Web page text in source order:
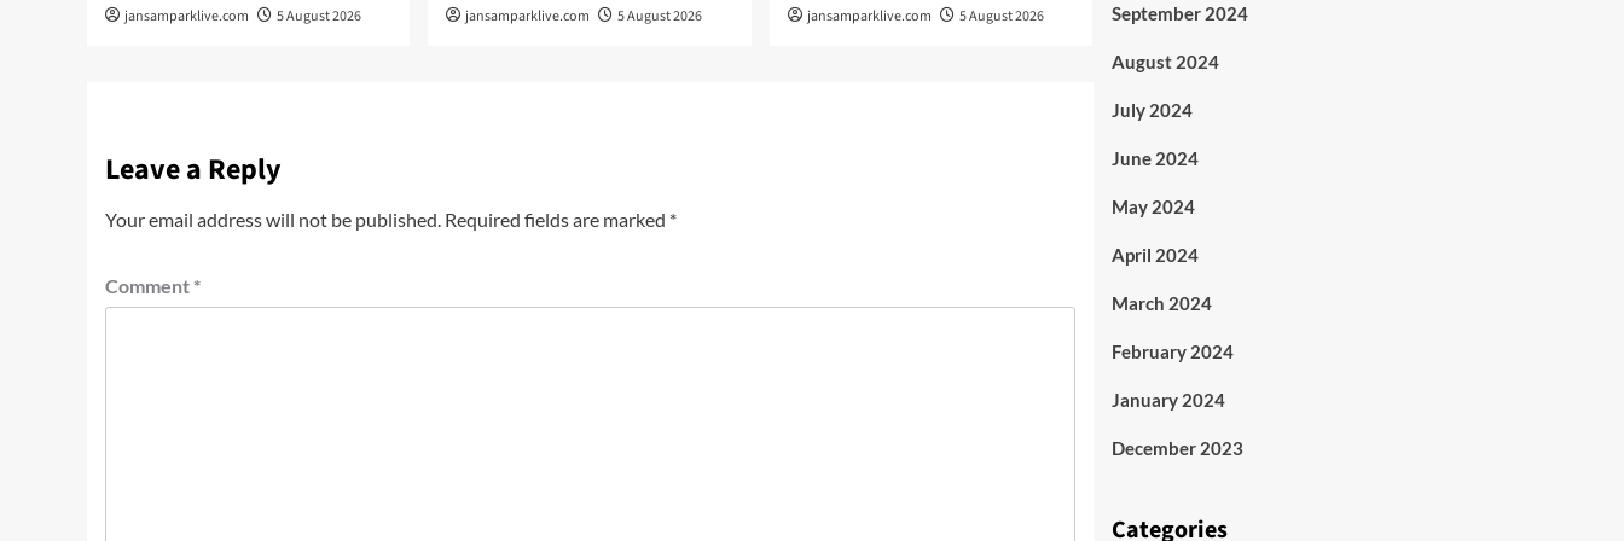
jansamparklive.com 5 August 2026 jansamparklive.com 5 August 2026 jansamparklive.com 5 August 2026
Leave a Reply
Your email address will not be published. Required fields are marked *
Comment *
September 2024
August 2024
July 2024
June 2024
May 2024
April 2024
March 2024
February 2024
January 2024
December 2023
Categories